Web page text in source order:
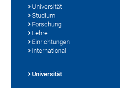
Universität
Studium
Forschung
Lehre
Einrichtungen
International
Universität